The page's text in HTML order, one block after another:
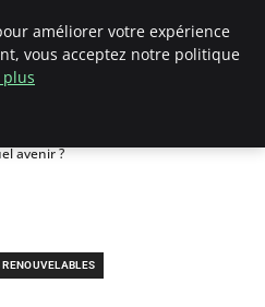
avenir ?
RENOUVELABLES
améliorer votre expérience
vous acceptez notre politique
plus